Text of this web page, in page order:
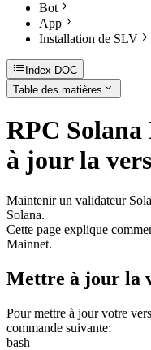
Bot
App
Installation de SLV
Index DOC
Table des matières
RPC
à jour la
Maintenir un validateur
Solana.
Cette page explique
Mainnet.
Mettre à jour la
Pour mettre à jour votre
commande suivante:
bash